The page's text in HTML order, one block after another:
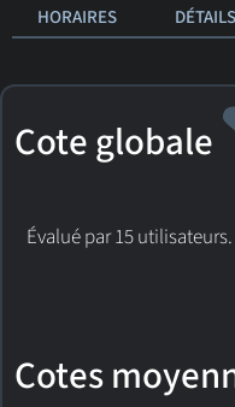
HORAIRES DÉTAILS
Cote globale
Évalué par 15
Cotes